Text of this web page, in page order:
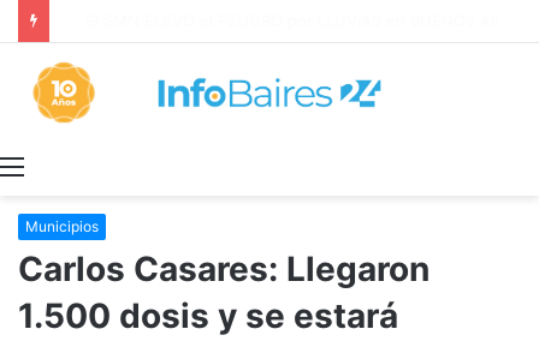
Municipios
Carlos Casares: Llegaron
1.500 dosis y se estará